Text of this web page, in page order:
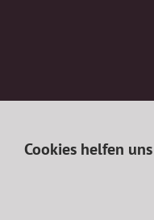
Cookies helfen